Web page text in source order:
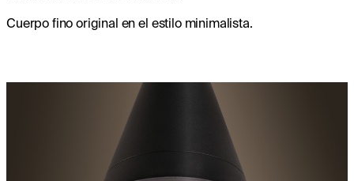
Cuerpo fino original en el estilo minimalista.